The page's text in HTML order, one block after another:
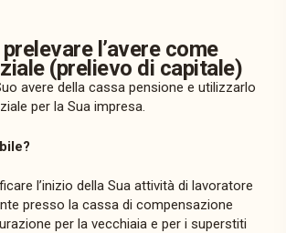
l’avere come
(prelievo di capitale)
avere della cassa pensione e utilizzarlo
per la Sua impresa.
l’inizio della Sua attività di lavoratore
presso la cassa di compensazione
per la vecchiaia e per i superstiti